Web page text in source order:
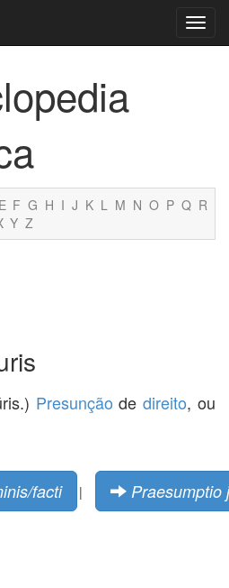
E F G H I J K L M N O P Q R
Y Z
Presunção dedireito, ou
facti | Praesumptio